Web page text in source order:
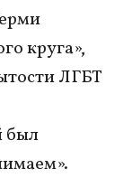
круга»,
ЛГБТ
был